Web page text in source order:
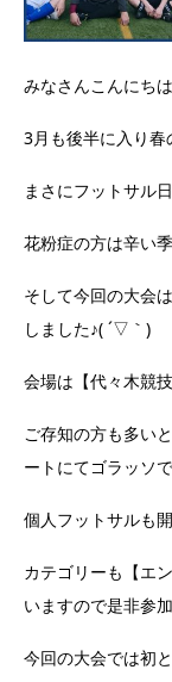
みなさんこんにち
3月も後半に入り春
まさにフットサル
花粉症の方は辛い
そして今回の大会
しました♪( ´▽｀)
会場は【代々木競
ご存知の方も多い
ートにてゴラッソ
個人フットサルも
カテゴリーも【エ
いますので是非参
今回の大会では初